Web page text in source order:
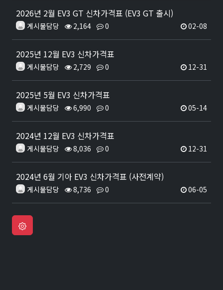
2026년 2월 EV3 GT 신차가격표 (EV3 GT 출시)
게시물담당 2,164 0 02-08
2025년 12월 EV3 신차가격표
게시물담당 2,729 0 12-31
2025년 5월 EV3 신차가격표
게시물담당 6,990 0 05-14
2024년 12월 EV3 신차가격표
게시물담당 8,036 0 12-31
2024년 6월 기아 EV3 신차가격표 (사전계약)
게시물담당 8,736 0 06-05